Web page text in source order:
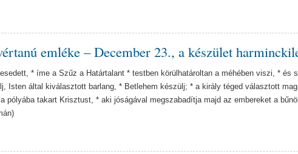
emléke – December 23., a készület
* íme a Szűz a Határtalant * testben körülhatároltan a méhében viszi, * és
Isten által kiválasztott barlang, * Betlehem készülj; * a király téged választott
pólyába takart Krisztust, * aki jóságával megszabadítja majd az embereket a